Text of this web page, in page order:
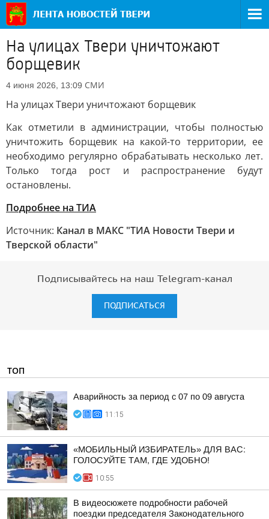
На улицах Твери уничтожают
борщевик
4 июня 2026, 13:09 СМИ
На улицах Твери уничтожают борщевик
Как отметили в администрации, чтобы полностью
уничтожить борщевик на какой-то территории, ее
необходимо регулярно обрабатывать несколько лет.
Только тогда рост и распространение будут
остановлены.
Подробнее на ТИА
Источник: Канал в МАКС "ТИА Новости Твери и
Тверской области"
Подписывайтесь на наш Telegram-канал
ПОДПИСАТЬСЯ
ТОП
Аварийность за период с 07 по 09 августа
11:15
«МОБИЛЬНЫЙ ИЗБИРАТЕЛЬ» ДЛЯ ВАС:
ГОЛОСУЙТЕ ТАМ, ГДЕ УДОБНО!
10:55
В видеосюжете подробности рабочей
поездки председателя Законодательного